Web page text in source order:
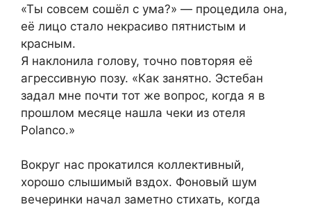
«Ты совсем сошёл с ума?» — процедила она,
её лицо стало некрасиво пятнистым и
красным.
Я наклонила голову, точно повторяя её
агрессивную позу. «Как занятно. Эстебан
задал мне почти тот же вопрос, когда я в
прошлом месяце нашла чеки из отеля
Polanco.»
Вокруг нас прокатился коллективный,
хорошо слышимый вздох. Фоновый шум
вечеринки начал заметно стихать, когда